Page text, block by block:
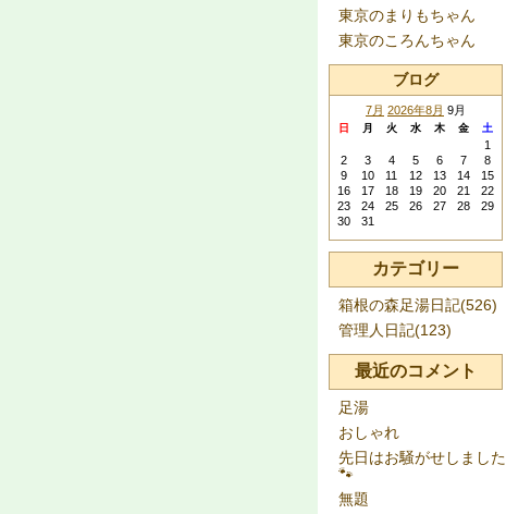
東京のまりもちゃん
東京のころんちゃん
ブログ
7月 2026年8月 9月
日 月 火 水 木 金 土
1
2
3 4 5 6 7
8
9
10 11 12 13 14
15
16
17 18 19 20 21
22
23
24 25 26 27 28
29
30
31
カテゴリー
箱根の森足湯日記(526)
管理人日記(123)
最近のコメント
足湯
おしゃれ
先日はお騒がせしました
🐾
無題